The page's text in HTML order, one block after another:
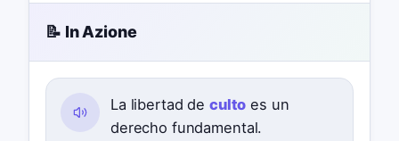
📝 In Azione
La libertad de culto es un
derecho fundamental.